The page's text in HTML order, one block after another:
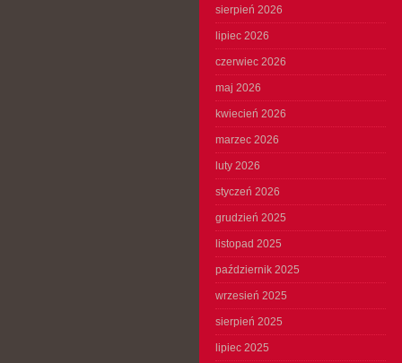
sierpień 2026
lipiec 2026
czerwiec 2026
maj 2026
kwiecień 2026
marzec 2026
luty 2026
styczeń 2026
grudzień 2025
listopad 2025
październik 2025
wrzesień 2025
sierpień 2025
lipiec 2025